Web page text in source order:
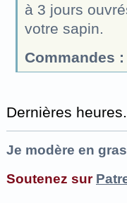
à 3 jours
votre sapin.
Commandes :
Dernières
Je modère en
Soutenez sur